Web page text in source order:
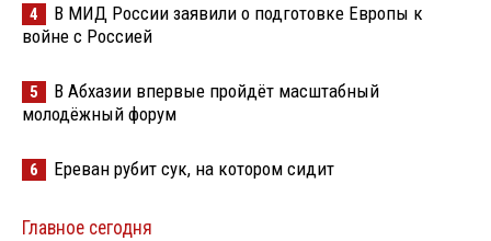
4
В МИД России заявили о подготовке Европы к
войне с Россией
5
В Абхазии впервые пройдёт масштабный
молодёжный форум
6 Ереван рубит сук, на котором сидит
Главное сегодня